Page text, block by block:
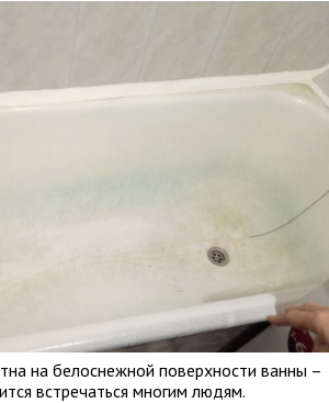
на белоснежной поверхности ванны –
встречаться многим людям.